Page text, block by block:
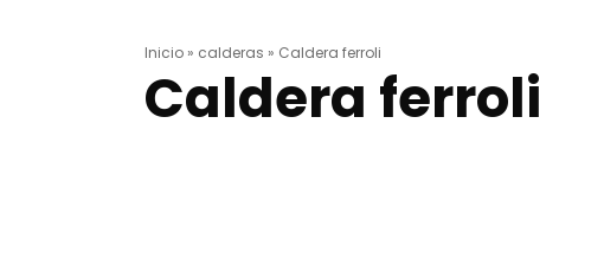
Inicio » calderas » Caldera ferroli
Caldera ferroli